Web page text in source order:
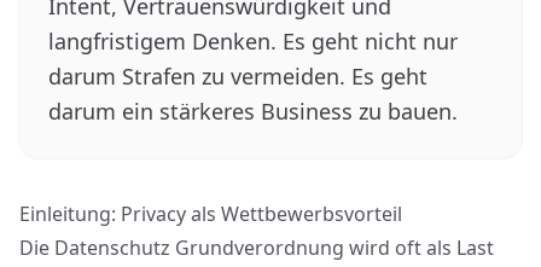
Intent, Vertrauenswürdigkeit und
langfristigem Denken. Es geht nicht nur
darum Strafen zu vermeiden. Es geht
darum ein stärkeres Business zu bauen.
Einleitung: Privacy als Wettbewerbsvorteil
Die Datenschutz Grundverordnung wird oft als Last